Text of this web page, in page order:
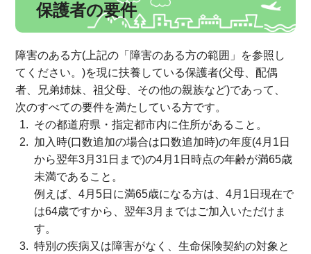
保護者の要件
障害のある方(上記の「障害のある方の範囲」を参照し
てください。)を現に扶養している保護者(父母、配偶
者、兄弟姉妹、祖父母、その他の親族など)であって、
次のすべての要件を満たしている方です。
その都道府県・指定都市内に住所があること。
加入時(口数追加の場合は口数追加時)の年度(4月1日
から翌年3月31日まで)の4月1日時点の年齢が満65歳
未満であること。
例えば、4月5日に満65歳になる方は、4月1日現在で
は64歳ですから、翌年3月まではご加入いただけま
す。
特別の疾病又は障害がなく、生命保険契約の対象と